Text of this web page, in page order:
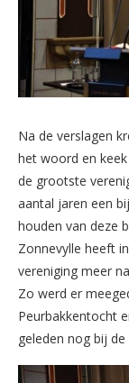
Na de verslagen
het woord en
de grootste
aantal jaren een
houden van deze
Zonnevylle heeft
vereniging meer
Zo werd er
Peurbakkentocht
geleden nog bij